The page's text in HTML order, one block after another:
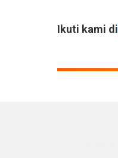
Ikuti kami di